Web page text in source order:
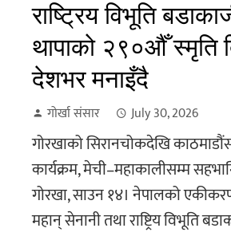
राष्ट्रिय विभूति
थापाको २९०औँ स्मृति
देशभर मनाइँदै
गोर्खा संसार July 30, 2026
गोरखाको सिरानचोकदेखि
कार्यक्रम, मेची–महाकालीसम्म
गोरखा, साउन १४। नेपालको
महान् सेनानी तथा राष्ट्रिय विभूति